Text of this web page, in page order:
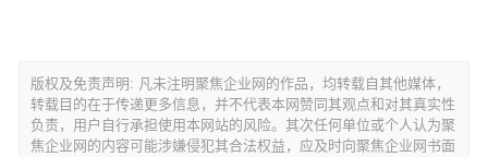
版权及免责声明: 凡未注明聚焦企业网的作品，均转载自其他媒体，
转载目的在于传递更多信息，并不代表本网赞同其观点和对其真实性
负责，用户自行承担使用本网站的风险。其次任何单位或个人认为聚
焦企业网的内容可能涉嫌侵犯其合法权益，应及时向聚焦企业网书面